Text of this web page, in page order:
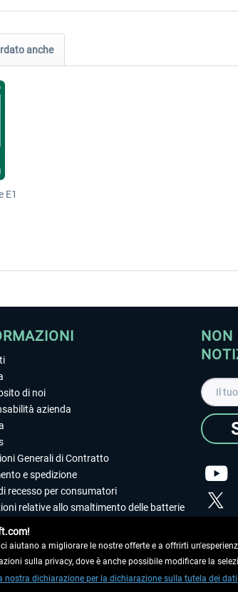
anche
E1
di noi
azienda
Generali di Contratto
e spedizione
recesso per consumatori
relative allo smaltimento delle batterie
NON
dei dati.
aiutano a migliorare le nostre offerte e a offrirti
sulla privacy, dove è anche possibile modificare la
nostra dichiarazione per la dichiarazione sulla tutela dei dati.